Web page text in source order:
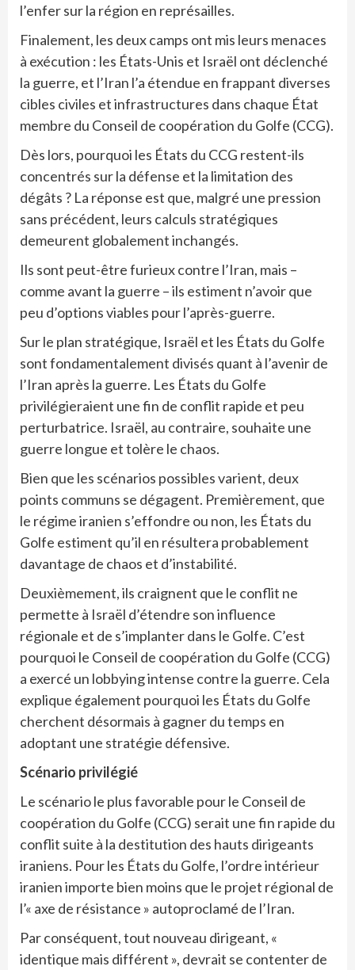
l’enfer sur la région en représailles.
Finalement, les deux camps ont mis leurs menaces
à exécution : les États-Unis et Israël ont déclenché
la guerre, et l’Iran l’a étendue en frappant diverses
cibles civiles et infrastructures dans chaque État
membre du Conseil de coopération du Golfe (CCG).
Dès lors, pourquoi les États du CCG restent-ils
concentrés sur la défense et la limitation des
dégâts ? La réponse est que, malgré une pression
sans précédent, leurs calculs stratégiques
demeurent globalement inchangés.
Ils sont peut-être furieux contre l’Iran, mais –
comme avant la guerre – ils estiment n’avoir que
peu d’options viables pour l’après-guerre.
Sur le plan stratégique, Israël et les États du Golfe
sont fondamentalement divisés quant à l’avenir de
l’Iran après la guerre. Les États du Golfe
privilégieraient une fin de conflit rapide et peu
perturbatrice. Israël, au contraire, souhaite une
guerre longue et tolère le chaos.
Bien que les scénarios possibles varient, deux
points communs se dégagent. Premièrement, que
le régime iranien s’effondre ou non, les États du
Golfe estiment qu’il en résultera probablement
davantage de chaos et d’instabilité.
Deuxièmement, ils craignent que le conflit ne
permette à Israël d’étendre son influence
régionale et de s’implanter dans le Golfe. C’est
pourquoi le Conseil de coopération du Golfe (CCG)
a exercé un lobbying intense contre la guerre. Cela
explique également pourquoi les États du Golfe
cherchent désormais à gagner du temps en
adoptant une stratégie défensive.
Scénario privilégié
Le scénario le plus favorable pour le Conseil de
coopération du Golfe (CCG) serait une fin rapide du
conflit suite à la destitution des hauts dirigeants
iraniens. Pour les États du Golfe, l’ordre intérieur
iranien importe bien moins que le projet régional de
l’« axe de résistance » autoproclamé de l’Iran.
Par conséquent, tout nouveau dirigeant, «
identique mais différent », devrait se contenter de